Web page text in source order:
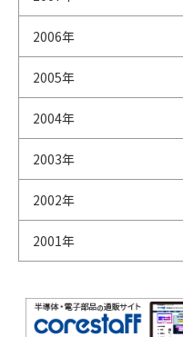
2006年
2005年
2004年
2003年
2002年
2001年